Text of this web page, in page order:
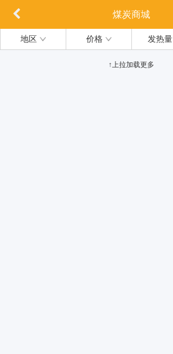
煤炭商城
地区 价格 发热量
↑上拉加载更多